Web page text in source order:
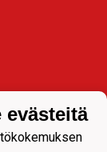
evästeitä